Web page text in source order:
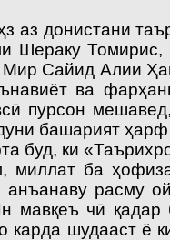
аз донистани
Шераку
Сайид Алии
ва
пурсон
башарият
ки
ба
расму
мавқеъ чӣ
шудааст ё